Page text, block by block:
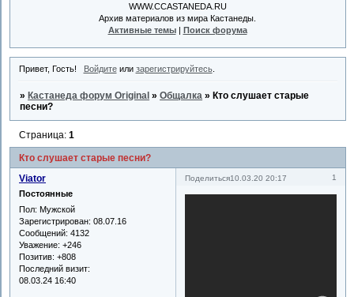
WWW.CCASTANEDA.RU
Архив материалов из мира Кастанеды.
Активные темы| Поиск форума
Привет, Гость! Войдитеили зарегистрируйтесь.
» Кастанеда форум Original »Общалка » Кто слушает старые
песни?
Кто слушает старые песни?
Страница:1
Поделиться 1
10.03.20 20:17
Viator
Постоянные
Пол: Мужской
Зарегистрирован: 08.07.16
Сообщений: 4132
Уважение: +246
Позитив: +808
Последний визит:
08.03.24 16:40